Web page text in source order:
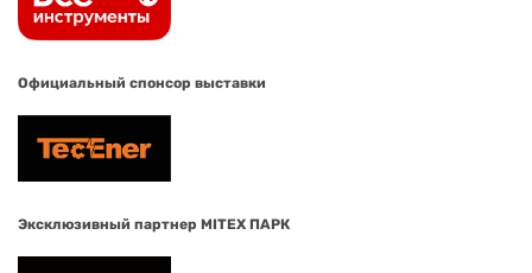
Официальный спонсор выставки
Эксклюзивный партнер MITEX ПАРК